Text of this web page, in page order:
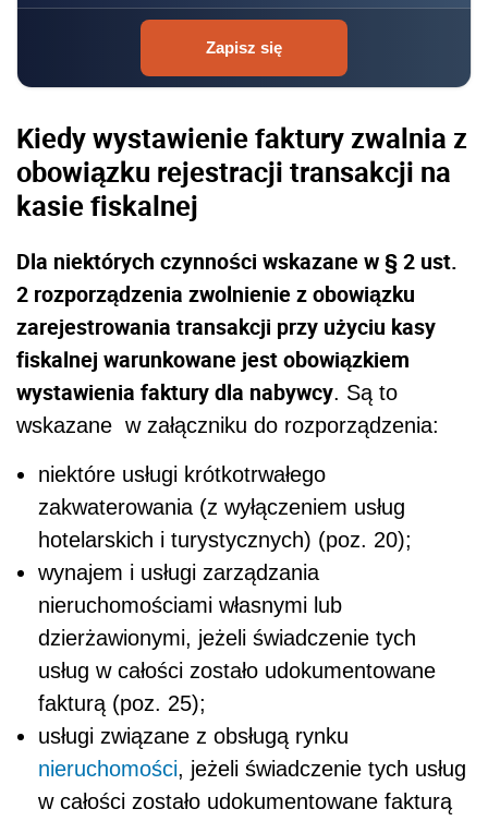
Zapisz się
Kiedy wystawienie faktury zwalnia z
obowiązku rejestracji transakcji na
kasie fiskalnej
Dla niektórych czynności wskazane w § 2 ust.
2 rozporządzenia zwolnienie z obowiązku
zarejestrowania transakcji przy użyciu kasy
fiskalnej warunkowane jest obowiązkiem
wystawienia faktury dla nabywcy. Są to
wskazane w załączniku do rozporządzenia:
niektóre usługi krótkotrwałego
zakwaterowania (z wyłączeniem usług
hotelarskich i turystycznych) (poz. 20);
wynajem i usługi zarządzania
nieruchomościami własnymi lub
dzierżawionymi, jeżeli świadczenie tych
usług w całości zostało udokumentowane
fakturą (poz. 25);
usługi związane z obsługą rynku
nieruchomości, jeżeli świadczenie tych usług
w całości zostało udokumentowane fakturą